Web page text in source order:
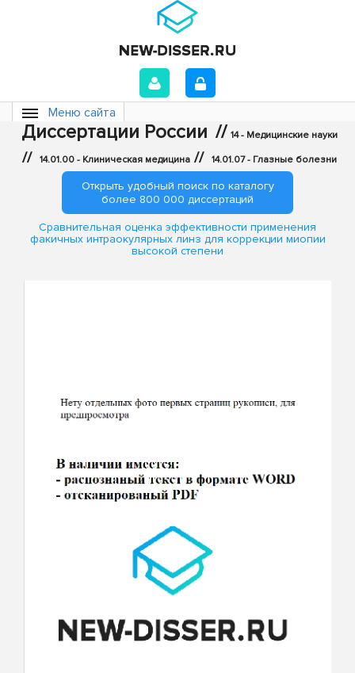
Меню сайта
Диссертации России // 14 - Медицинские науки
// 14.01.00 - Клиническая медицина // 14.01.07 - Глазные болезни
Открыть удобный поиск по каталогу
более 800 000 диссертаций
Сравнительная оценка эффективности применения
факичных интраокулярных линз для коррекции миопии
высокой степени